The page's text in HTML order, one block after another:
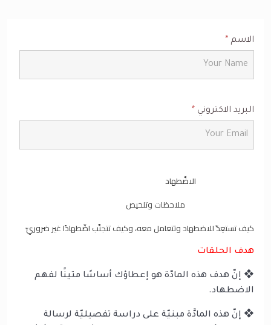
الاسم *
البريد الاكتروني *
الاضِّطهاد
ملاحظات وتلخيص
كيف تستعِدّ للاضطهاد وتتعامل معه، وكيف تتجنَّب اضّطهادًا غير ضروريّ
هدف الحلقات
❖ إنّ هدف هذه المادّة هو إعطاؤك أساسًا متينًا لفهم
الاضطهاد.
❖ إنّ هذه المادَّة مبنيّة على دراسة تفصيليّة لرسالة